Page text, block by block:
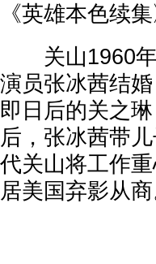
《英雄本色续
关山1960年
演员张冰茜结
即日后的关之
后，张冰茜带
代关山将工作
居美国弃影从商